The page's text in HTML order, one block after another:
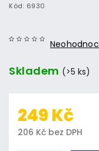
Kód: 6930
Skladem (>5 ks)
249 Kč
206 Kč bez DPH